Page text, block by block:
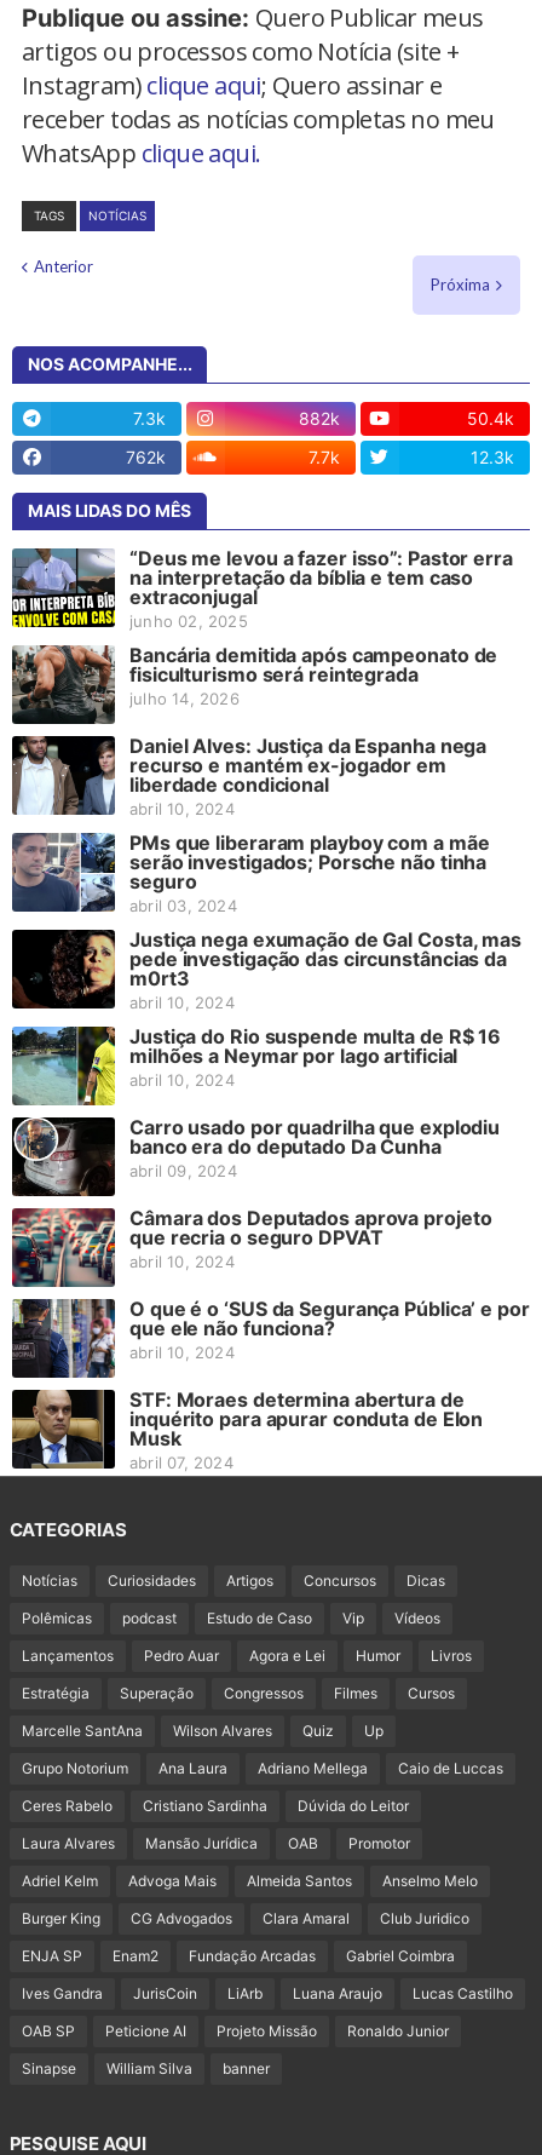
Publique ou assine: Quero Publicar meus
artigos ou processos como Notícia (site +
Instagram)clique aqui; Quero assinar e
receber todas as notícias completas no meu
WhatsApp clique aqui.
TAGS NOTÍCIAS
Anterior
Próxima
NOS ACOMPANHE...
7.3k 882k
50.4k
762k
7.7k 12.3k
MAIS LIDAS DO MÊS
“Deus me levou a fazer isso”: Pastor erra
na interpretação da bíblia e tem caso
extraconjugal
junho 02, 2025
Bancária demitida após campeonato de
fisiculturismo será reintegrada
julho 14, 2026
Daniel Alves: Justiça da Espanha nega
recurso e mantém ex-jogador em
liberdade condicional
abril 10, 2024
PMs que liberaram playboy com a mãe
serão investigados; Porsche não tinha
seguro
abril 03, 2024
Justiça nega exumação de Gal Costa, mas
pede investigação das circunstâncias da
m0rt3
abril 10, 2024
Justiça do Rio suspende multa de R$ 16
milhões a Neymar por lago artificial
abril 10, 2024
Carro usado por quadrilha que explodiu
banco era do deputado Da Cunha
abril 09, 2024
Câmara dos Deputados aprova projeto
que recria o seguro DPVAT
abril 10, 2024
O que é o ‘SUS da Segurança Pública’ e por
que ele não funciona?
abril 10, 2024
STF: Moraes determina abertura de
inquérito para apurar conduta de Elon
Musk
abril 07, 2024
CATEGORIAS
Notícias Curiosidades Artigos Concursos Dicas
Polêmicas podcast Estudo de Caso Vip Vídeos
Lançamentos Pedro Auar Agora e Lei Humor Livros
Estratégia Superação Congressos Filmes Cursos
Marcelle SantAna Wilson Alvares Quiz Up
Grupo Notorium Ana Laura Adriano Mellega Caio de Luccas
Ceres Rabelo Cristiano Sardinha Dúvida do Leitor
Laura Alvares Mansão Jurídica OAB Promotor
Adriel Kelm Advoga Mais Almeida Santos Anselmo Melo
Burger King CG Advogados Clara Amaral Club Juridico
ENJA SP Enam2 Fundação Arcadas Gabriel Coimbra
Ives Gandra JurisCoin LiArb Luana Araujo Lucas Castilho
OAB SP Peticione AI Projeto Missão Ronaldo Junior
Sinapse William Silva banner
PESQUISE AQUI